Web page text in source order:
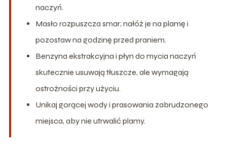
naczyń.
Masło rozpuszcza smar; nałóż je na plamę i
pozostaw na godzinę przed praniem.
Benzyna ekstrakcyjna i płyn do mycia naczyń
skutecznie usuwają tłuszcze, ale wymagają
ostrożności przy użyciu.
Unikaj gorącej wody i prasowania zabrudzonego
miejsca, aby nie utrwalić plamy.